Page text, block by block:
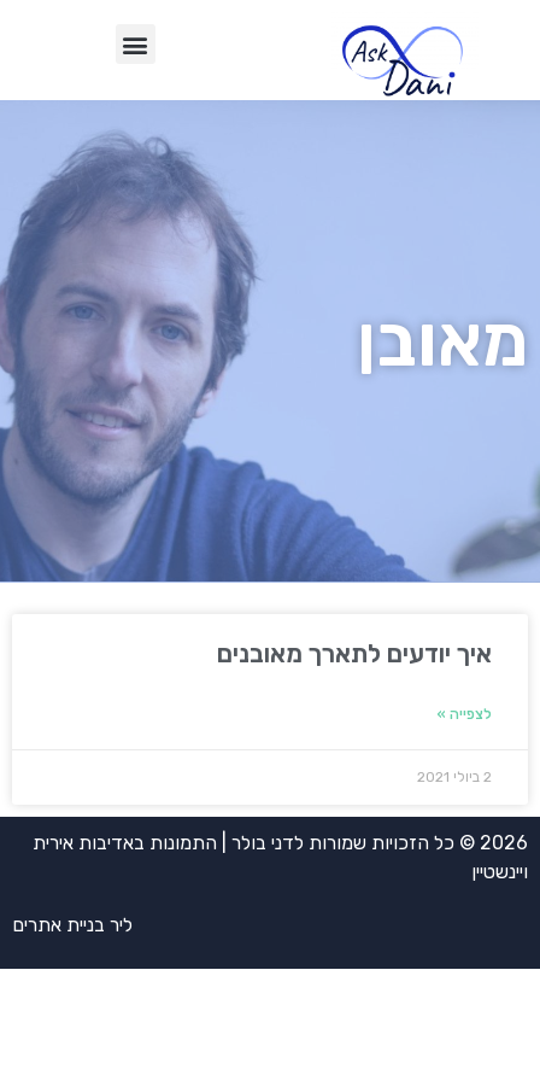
מאובן
איך יודעים לתארך מאובנים
לצפייה »
2 ביולי 2021
2026 © כל הזכויות שמורות לדני בולר | התמונות באדיבות אירית
ויינשטיין
ליר בניית אתרים